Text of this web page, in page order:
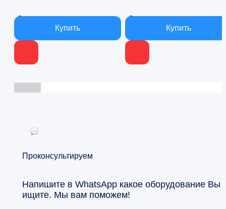
В наличии В наличии
Проконсультируем
Напишите в WhatsApp какое оборудование Вы
ищите. Мы вам поможем!